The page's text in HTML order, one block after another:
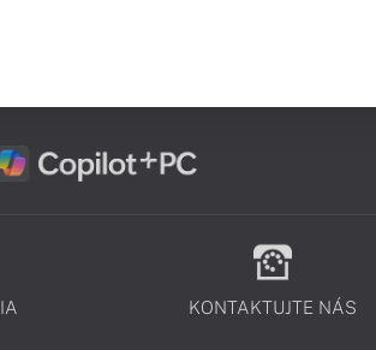
KONTAKTUJTE NÁS